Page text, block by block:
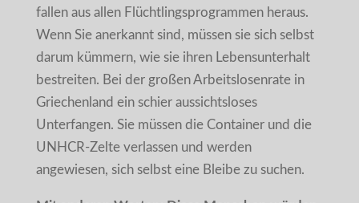
fallen aus allen Flüchtlingsprogrammen heraus.
Wenn Sie anerkannt sind, müssen sie sich selbst
darum kümmern, wie sie ihren Lebensunterhalt
bestreiten. Bei der großen Arbeitslosenrate in
Griechenland ein schier aussichtsloses
Unterfangen. Sie müssen die Container und die
UNHCR-Zelte verlassen und werden
angewiesen, sich selbst eine Bleibe zu suchen.